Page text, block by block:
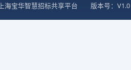
上海宝华智慧招标共享平台
版本号：V1.0